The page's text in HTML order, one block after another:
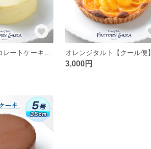
オレンジタルト【クール便】
3,000円